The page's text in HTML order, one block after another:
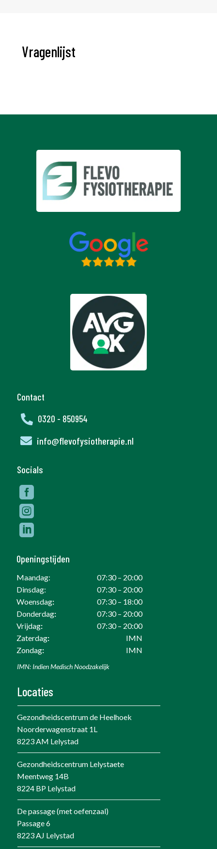
Vragenlijst
Contact
 0320 - 850954
 info@flevofysiotherapie.nl
Socials



Openingstijden
Maandag:
07:30 – 20:00
Dinsdag:
07:30 – 20:00
Woensdag:
07:30 – 18:00
Donderdag:
07:30 – 20:00
Vrijdag:
07:30 – 20:00
Zaterdag:
IMN
Zondag: IMN
IMN: Indien Medisch Noodzakelijk
Locaties
Gezondheidscentrum de Heelhoek
Noorderwagenstraat 1L
8223 AM Lelystad
Gezondheidscentrum Lelystaete
Meentweg 14B
8224 BP Lelystad
De passage (met oefenzaal)
Passage 6
8223 AJ Lelystad